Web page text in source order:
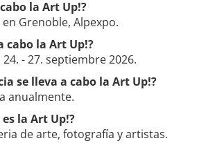
la Art Up!?
Grenoble, Alpexpo.
cabo la Art Up!?
- 27. septiembre 2026.
se lleva a cabo la Art Up!?
anualmente.
la Art Up!?
de arte, fotografía y artistas.